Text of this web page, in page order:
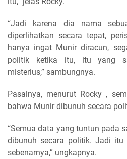
“Jadi karena dia nama
diperlihatkan secara tepat,
hanya ingat Munir diracun,
politik ketika itu, itu yang
misterius,” sambungnya.
Pasalnya, menurut Rocky ,
bahwa Munir dibunuh secara
“Semua data yang tuntun pada
dibunuh secara politik. Jadi itu
sebenarnya,” ungkapnya.